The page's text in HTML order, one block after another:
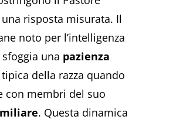
una risposta misurata. Il
noto per l’intelligenza
una pazienza
tipica della razza quando
con membri del suo
. Questa dinamica